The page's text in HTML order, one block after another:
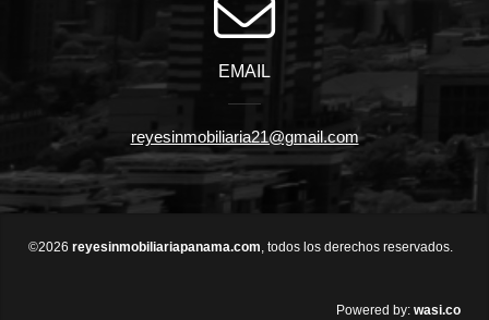
EMAIL
reyesinmobiliaria21@gmail.com
©2026 reyesinmobiliariapanama.com , todos los derechos reservados.
Powered by: wasi.co